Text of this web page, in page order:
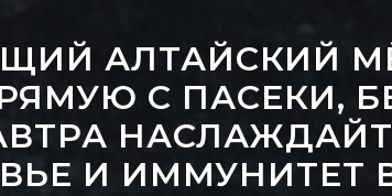
АЛТАЙСКИЙ
С ПАСЕКИ,
И ИММУНИТЕТ